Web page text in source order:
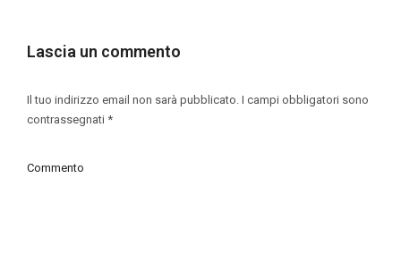
Lascia un commento
Il tuo indirizzo email non sarà pubblicato. I campi obbligatori sono
contrassegnati *
Commento